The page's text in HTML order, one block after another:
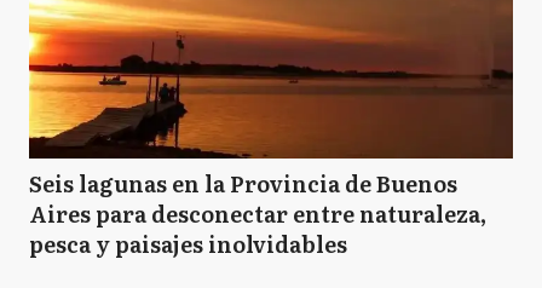
Seis lagunas en la Provincia de Buenos
Aires para desconectar entre naturaleza,
pesca y paisajes inolvidables